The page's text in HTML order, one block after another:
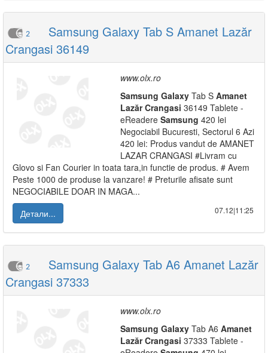
2
Samsung Galaxy Tab S Amanet Lazăr
Crangasi 36149
www.olx.ro
Samsung Galaxy Tab S Amanet
Lazăr Crangasi 36149 Tablete -
eReadere Samsung 420 lei
Negociabil Bucuresti, Sectorul 6 Azi
420 lei: Produs vandut de AMANET
LAZAR CRANGASI #Livram cu
Glovo si Fan Courier in toata tara,in functie de produs. # Avem
Peste 1000 de produse la vanzare! # Preturile afisate sunt
NEGOCIABILE DOAR IN MAGA...
Детали...
07.12|11:25
2
Samsung Galaxy Tab A6 Amanet Lazăr
Crangasi 37333
www.olx.ro
Samsung Galaxy Tab A6 Amanet
Lazăr Crangasi 37333 Tablete -